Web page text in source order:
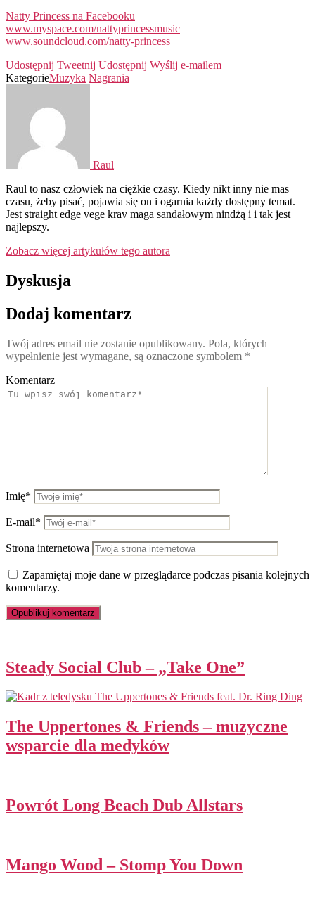
Natty Princess na Facebooku
www.myspace.com/nattyprincessmusic
www.soundcloud.com/natty-princess
Udostępnij Tweetnij Udostępnij Wyślij e-mailem
KategorieMuzyka Nagrania
Raul
Raul to nasz człowiek na ciężkie czasy. Kiedy nikt inny nie mas
czasu, żeby pisać, pojawia się on i ogarnia każdy dostępny temat.
Jest straight edge vege krav maga sandałowym nindżą i i tak jest
najlepszy.
Zobacz więcej artykułów tego autora
Dyskusja
Dodaj komentarz
Twój adres email nie zostanie opublikowany. Pola, których
wypełnienie jest wymagane, są oznaczone symbolem *
Komentarz
Imię*
E-mail*
Strona internetowa
Zapamiętaj moje dane w przeglądarce podczas pisania kolejnych
komentarzy.
Steady Social Club – „Take One”
The Uppertones & Friends – muzyczne
wsparcie dla medyków
Powrót Long Beach Dub Allstars
Mango Wood – Stomp You Down